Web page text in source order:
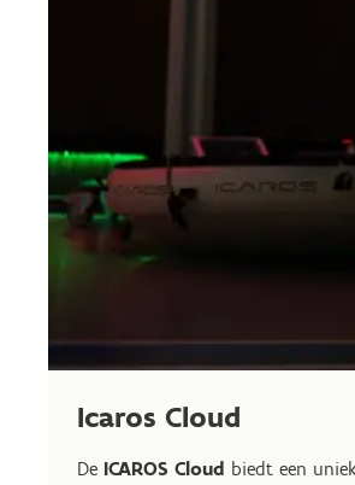
Icaros Cloud
De ICAROS Cloud biedt een